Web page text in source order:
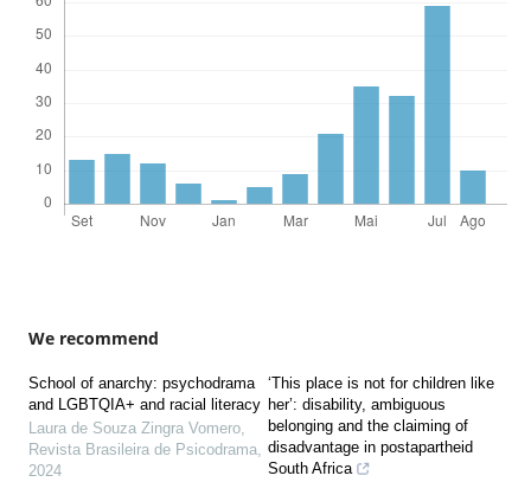
We recommend
School of anarchy: psychodrama
and LGBTQIA+ and racial literacy
Laura de Souza Zingra Vomero,
Revista Brasileira de Psicodrama,
2024
‘This place is not for children like
her’: disability, ambiguous
belonging and the claiming of
disadvantage in postapartheid
South Africa